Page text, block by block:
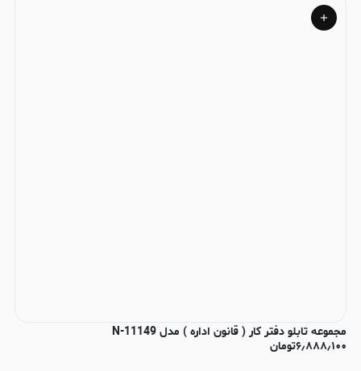
مجموعه تابلو دفتر کار ( قانون اداره ) مدل N-11149
۶٫۸۸۸٫۱۰۰تومان